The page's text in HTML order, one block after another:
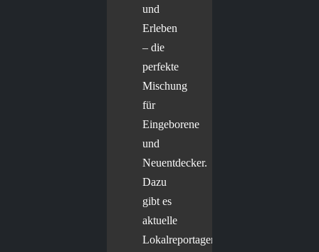
und
Erleben
– die
perfekte
Mischung
für
Eingeborene
und
Neuentdecker.
Dazu
gibt es
aktuelle
Lokalreportagen,